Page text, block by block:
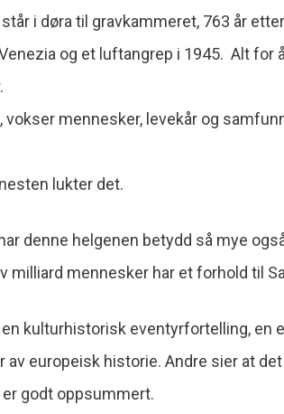
i døra til gravkammeret, 763 år
og et luftangrep i 1945. Alt for
vokser mennesker, levekår og
lukter det.
denne helgenen betydd så mye
milliard mennesker har et forhold til
kulturhistorisk eventyrfortelling, en
europeisk historie. Andre sier at
godt oppsummert.